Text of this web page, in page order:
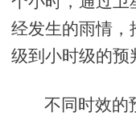
经发生的雨情，
级到小时级的预
不同时效的